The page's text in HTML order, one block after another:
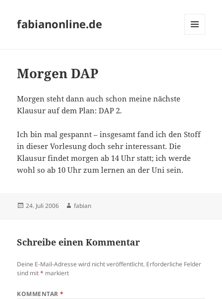
fabianonline.de
Morgen DAP
Morgen steht dann auch schon meine nächste
Klausur auf dem Plan: DAP 2.
Ich bin mal gespannt – insgesamt fand ich den Stoff
in dieser Vorlesung doch sehr interessant. Die
Klausur findet morgen ab 14 Uhr statt; ich werde
wohl so ab 10 Uhr zum lernen an der Uni sein.
Veröffentlicht
24. Juli 2006 Autor
fabian
Schreibe einen Kommentar
Deine E-Mail-Adresse wird nicht veröffentlicht. Erforderliche Felder
sind mit* markiert
KOMMENTAR*